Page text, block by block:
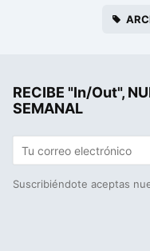
RECIBE "In/Out",
SEMANAL
Suscribiéndote aceptas